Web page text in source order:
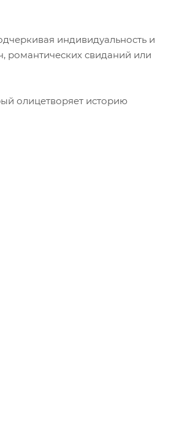
индивидуальность и
романтических свиданий или
олицетворяет историю